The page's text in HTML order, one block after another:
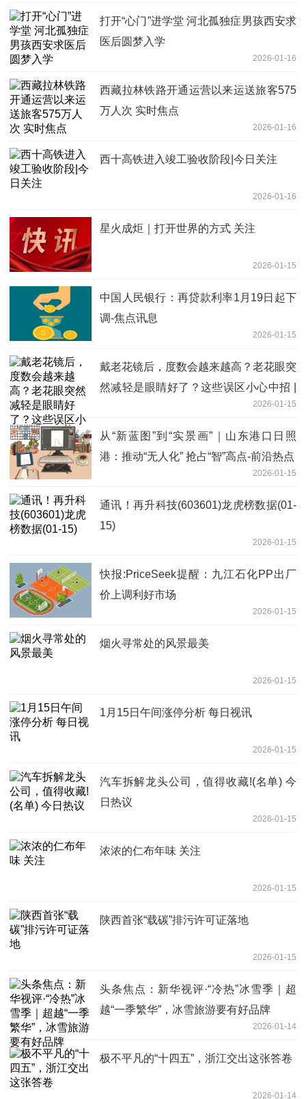
打开“心门”进学堂 河北孤独症男孩西安求
医后圆梦入学
2026-01-16
西藏拉林铁路开通运营以来运送旅客575
万人次 实时焦点
2026-01-16
西十高铁进入竣工验收阶段|今日关注
2026-01-16
星火成炬｜打开世界的方式 关注
2026-01-15
中国人民银行：再贷款利率1月19日起下
调-焦点讯息
2026-01-15
戴老花镜后，度数会越来越高？老花眼突
然减轻是眼睛好了？这些误区小心中招 |
2026-01-15
从“新蓝图”到“实景画”｜山东港口日照
港：推动“无人化” 抢占“智”高点-前沿热点
2026-01-15
通讯！再升科技(603601)龙虎榜数据(01-
15)
2026-01-15
快报:PriceSeek提醒：九江石化PP出厂
价上调利好市场
2026-01-15
烟火寻常处的风景最美
2026-01-15
1月15日午间涨停分析 每日视讯
2026-01-15
汽车拆解龙头公司，值得收藏!(名单) 今
日热议
2026-01-15
浓浓的仁布年味 关注
2026-01-15
陕西首张“载碳”排污许可证落地
2026-01-15
头条焦点：新华视评·“冷热”冰雪季｜超
越“一季繁华”，冰雪旅游要有好品牌
2026-01-14
极不平凡的“十四五”，浙江交出这张答卷
2026-01-14